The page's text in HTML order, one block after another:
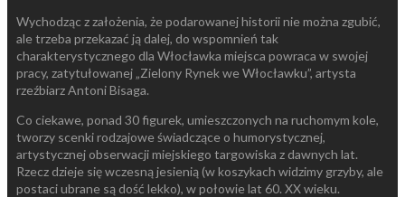
Wychodząc z założenia, że podarowanej historii nie można zgubić,
ale trzeba przekazać ją dalej, do wspomnień tak
charakterystycznego dla Włocławka miejsca powraca w swojej
pracy, zatytułowanej „Zielony Rynek we Włocławku”, artysta
rzeźbiarz Antoni Bisaga.
Co ciekawe, ponad 30 figurek, umieszczonych na ruchomym kole,
tworzy scenki rodzajowe świadczące o humorystycznej,
artystycznej obserwacji miejskiego targowiska z dawnych lat.
Rzecz dzieje się wczesną jesienią (w koszykach widzimy grzyby, ale
postaci ubrane są dość lekko), w połowie lat 60. XX wieku.